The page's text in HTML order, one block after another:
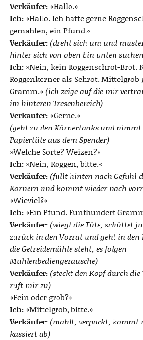
Verkäufer: »Hallo.«
Ich: »Hallo. Ich hätte gerne
gemahlen, ein Pfund.«
Verkäufer: (dreht sich um und
hinter sich von oben bin unten
Ich: »Nein, kein Roggenschrot-Brot.
Roggenkörner als Schrot. Mittelgrob
Gramm.« (ich zeige auf die mir
im hinteren Tresenbereich)
Verkäufer: »Gerne.«
(geht zu den Körnertanks und
Papiertüte aus dem Spender)
»Welche Sorte? Weizen?«
Ich: »Nein, Roggen, bitte.«
Verkäufer: (füllt hinten nach Gefühl
Körnern und kommt wieder nach
»Wieviel?«
Ich: »Ein Pfund. Fünfhundert
Verkäufer: (wiegt die Tüte, schüttet
zurück in den Vorrat und geht in
die Getreidemühle steht, es folgen
Mühlenbediengeräusche)
Verkäufer: (steckt den Kopf durch
ruft mir zu)
»Fein oder grob?«
Ich: »Mittelgrob, bitte.«
Verkäufer: (mahlt, verpackt, kommt
kassiert ab)